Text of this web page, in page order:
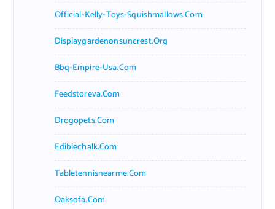
Official-Kelly-Toys-Squishmallows.com
Displaygardenonsuncrest.org
Bbq-Empire-Usa.com
Feedstoreva.com
Drogopets.com
Ediblechalk.com
Tabletennisnearme.com
Oaksofa.com